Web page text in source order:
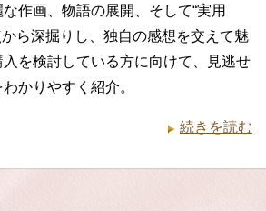
作画、物語の展開、そして“実用
ら深掘りし、独自の感想を交えて魅
を検討している方に向けて、見逃せ
かりやすく紹介。
続きを読む